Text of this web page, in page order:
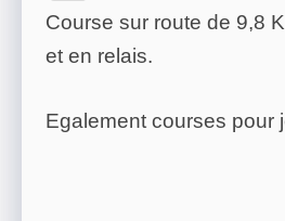
Course sur route de 9,8
et en relais.
Egalement courses pour